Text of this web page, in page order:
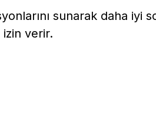
sunarak daha iyi
verir.